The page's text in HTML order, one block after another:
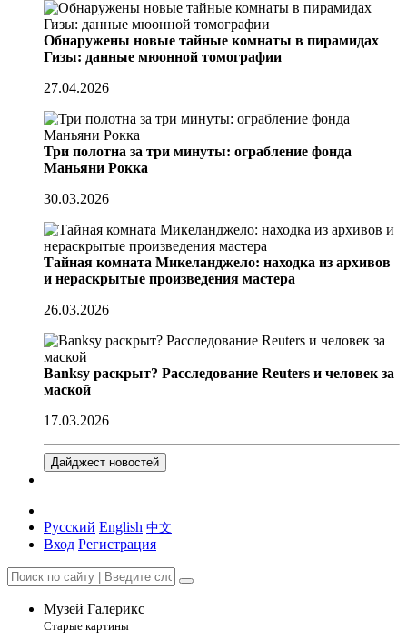
Обнаружены новые тайные комнаты в пирамидах
Гизы: данные мюонной томографии
27.04.2026
Три полотна за три минуты: ограбление фонда
Маньяни Рокка
30.03.2026
Тайная комната Микеланджело: находка из архивов
и нераскрытые произведения мастера
26.03.2026
Banksy раскрыт? Расследование Reuters и человек за
маской
17.03.2026
Дайджест новостей
Русский English 中文
Вход Регистрация
Музей Галерикс
Старые картины